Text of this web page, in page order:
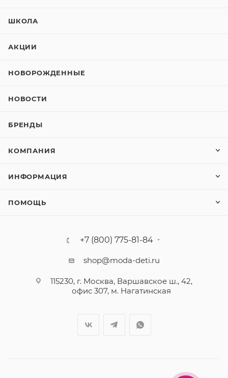
ШКОЛА
АКЦИИ
НОВОРОЖДЕННЫЕ
НОВОСТИ
БРЕНДЫ
КОМПАНИЯ
ИНФОРМАЦИЯ
ПОМОЩЬ
+7 (800) 775-81-84
shop@moda-deti.ru
115230, г. Москва, Варшавское ш., 42,
офис 307, м. Нагатинская